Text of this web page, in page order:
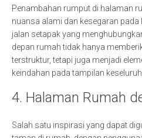
Penambahan rumput di halaman
nuansa alami dan kesegaran
jalan setapak yang
depan rumah tidak hanya
terstruktur, tetapi juga menjadi
keindahan pada tampilan
4. Halaman Rumah
Salah satu inspirasi yang dapat